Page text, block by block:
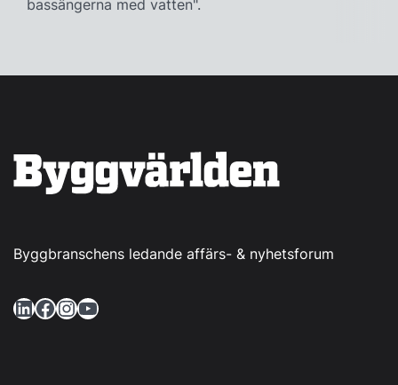
bassängerna med vatten".
Byggbranschens ledande affärs- & nyhetsforum
LinkedIn Facebook InstagramYouTube